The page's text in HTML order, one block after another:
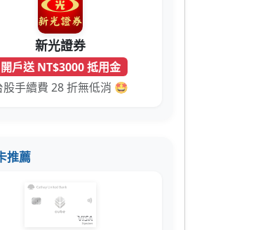
新光證券
開戶送 NT$3000 抵用金
股手續費 28 折無低消 🤩
推薦